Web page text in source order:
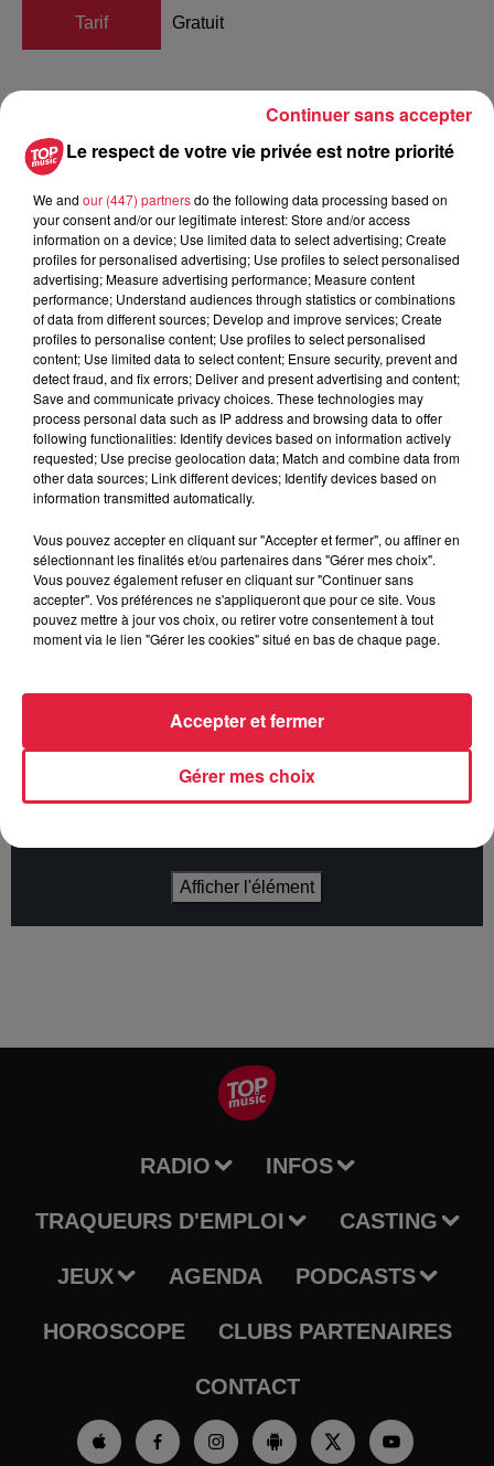
Tarif Gratuit
Envie de chanter et de jouer (comme
des rockstars) ? Embarquez dans
cette épopée musicale déjantée !
Morgane joue le rôle d’Alysse (à ne pas confondre avec
Ulysse) et celui de tous les autres personnages. Damien, lui,
est le narrateur qui chante et qui rappe. Ensemble, ils
racontent une folle épopée avec des perruques, des bouts
de bois, du carton, de la corde et surtout, beaucoup de
jubilation.
Fondée en 2018,la Compagnie Alsandpropose des
spectacles délurés dans l’espace public. Leur but ? Créer de
l’émotion et partager leur folie communicative à travers des
pièces mêlant spectacle et musique, dinguerie et poésie,
C’est du clown sans nez, du théâtre sans longueurs, un
concert sans violon, un ballet sans poussière… C’est un
spectacle où il y a trois artistes et l’un d’entre eux est le
public.
Cet élément est masqué compte-tenu du refus du
dépôt de cookies que vous avez exprimé. Si vous
souhaitez l'afficher, merci de nous donner votre accord
Afficher l'élément
RADIO INFOS
TRAQUEURS D'EMPLOI CASTING
JEUX AGENDA PODCASTS
HOROSCOPE CLUBS PARTENAIRES
CONTACT
Le respect de votre vie privée est notre priorité
We and our (447) partnersdo the following data processing based on
your consent and/or our legitimate interest: Store and/or access
information on a device; Use limited data to select advertising; Create
profiles for personalised advertising; Use profiles to select personalised
advertising; Measure advertising performance; Measure content
performance; Understand audiences through statistics or combinations
of data from different sources; Develop and improve services; Create
profiles to personalise content; Use profiles to select personalised
content; Use limited data to select content; Ensure security, prevent and
detect fraud, and fix errors; Deliver and present advertising and content;
Save and communicate privacy choices. These technologies may
process personal data such as IP address and browsing data to offer
following functionalities: Identify devices based on information actively
requested; Use precise geolocation data; Match and combine data from
other data sources; Link different devices; Identify devices based on
information transmitted automatically.
Vous pouvez accepter en cliquant sur "Accepter et fermer", ou affiner en
sélectionnant les finalités et/ou partenaires dans "Gérer mes choix".
Vous pouvez également refuser en cliquant sur "Continuer sans
accepter". Vos préférences ne s'appliqueront que pour ce site. Vous
pouvez mettre à jour vos choix, ou retirer votre consentement à tout
moment via le lien "Gérer les cookies" situé en bas de chaque page.
Gérer mes choix
Accepter et fermer
Continuer sans accepter